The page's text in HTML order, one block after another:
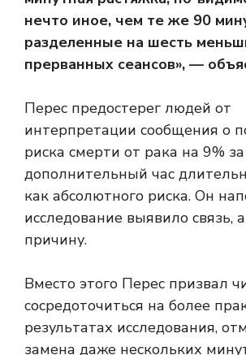
нечто иное, чем те же 90
разделенные на шесть
прерванных сеансов», —
Перес предостерег людей от
интерпретации сообщения о
риска смерти от рака на 9%
дополнительный час
как абсолютного риска. Он
исследование выявило связь,
причину.
Вместо этого Перес призвал
сосредоточиться на более
результатах исследования,
замена даже нескольких